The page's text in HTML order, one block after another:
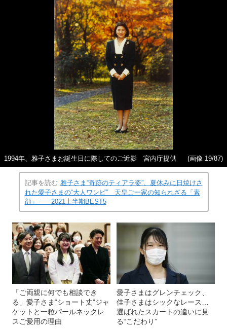
1994年、雅子さまお誕生日に際してのご近影 宮内庁提供 (画像 19/87)
記事を読む 雅子さま“奇跡のティアラ姿”、夏休みに日焼けさ
れた愛子さまの“大人ワンピ” 天皇ご一家の知られざる「素
顔」――2021上半期BEST5
「ご両親に何でも相談でき
る」愛子さま“ショート丈”ジャ
ケットと一粒パールネックレ
スご愛用の理由
愛子さまはグレンチェック、
佳子さまはシックなレース…
選ばれたスカートの違いに見
る“こだわり”